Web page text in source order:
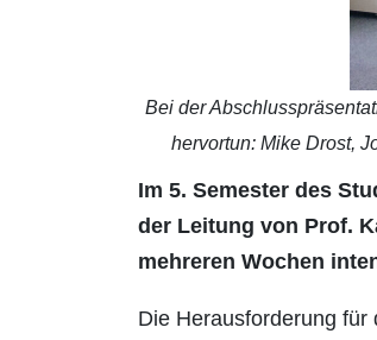
Bei der
hervortun: Mike Drost,
Im 5. Semester des
der Leitung von Prof.
mehreren Wochen
Die Herausforderung